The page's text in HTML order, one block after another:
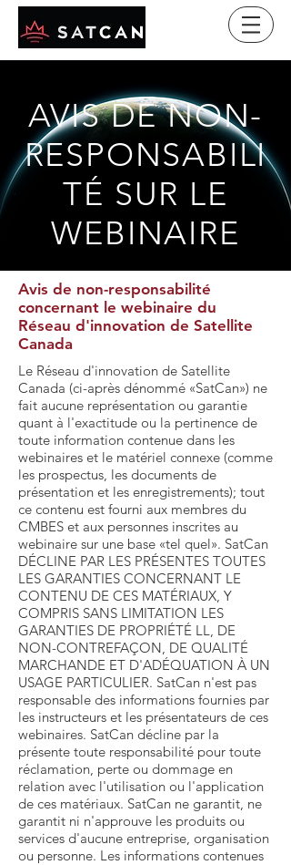
AVIS DE NON-
RESPONSABILI
TÉ SUR LE
WEBINAIRE
Avis de non-responsabilité
concernant le webinaire du
Réseau d'innovation de Satellite
Canada
Le Réseau d'innovation de Satellite
Canada (ci-après dénommé «SatCan») ne
fait aucune représentation ou garantie
quant à l'exactitude ou la pertinence de
toute information contenue dans les
webinaires et le matériel connexe (comme
les prospectus, les documents de
présentation et les enregistrements); tout
ce contenu est fourni aux membres du
CMBES et aux personnes inscrites au
webinaire sur une base «tel quel». SatCan
DÉCLINE PAR LES PRÉSENTES TOUTES
LES GARANTIES CONCERNANT LE
CONTENU DE CES MATÉRIAUX, Y
COMPRIS SANS LIMITATION LES
GARANTIES DE PROPRIÉTÉ LL, DE
NON-CONTREFAÇON, DE QUALITÉ
MARCHANDE ET D'ADÉQUATION À UN
USAGE PARTICULIER. SatCan n'est pas
responsable des informations fournies par
les instructeurs et les présentateurs de ces
webinaires. SatCan décline par la
présente toute responsabilité pour toute
réclamation, perte ou dommage en
relation avec l'utilisation ou l'application
de ces matériaux. SatCan ne garantit, ne
garantit ni n'approuve les produits ou
services d'aucune entreprise, organisation
ou personne. Les informations contenues